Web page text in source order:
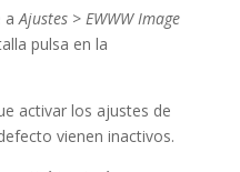
aAjustes > EWWW Image
pulsa en la
activar los ajustes de
vienen inactivos.